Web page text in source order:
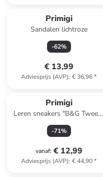
Primigi
Sandalen lichtroze
-62%
€ 13,99
Adviesprijs (AVP): € 36,96*
Primigi
Leren sneakers "B&G Tween"
wit/blauw
-71%
vanaf: € 12,99
Adviesprijs (AVP): € 44,90*